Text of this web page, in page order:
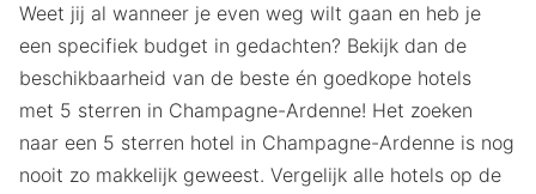
Weet jij al wanneer je even weg wilt gaan en heb je
een specifiek budget in gedachten? Bekijk dan de
beschikbaarheid van de beste én goedkope hotels
met 5 sterren in Champagne-Ardenne! Het zoeken
naar een 5 sterren hotel in Champagne-Ardenne is nog
nooit zo makkelijk geweest. Vergelijk alle hotels op de